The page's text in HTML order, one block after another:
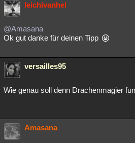
leichivanhel
@Amasana
Ok gut danke für deinen Tipp
versailles95
Wie genau soll denn Drachenmagier
Amasana